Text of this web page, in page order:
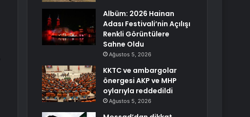
Albüm: 2026 Hainan
Adası Festivali’nin Açılışı
Renkli Görüntülere
Sahne Oldu
Ağustos 5, 2026
KKTC ve ambargolar
önergesi AKP ve MHP
oylarıyla reddedildi
Ağustos 5, 2026